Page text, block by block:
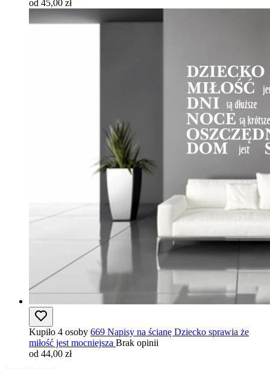
od 45,00 zł
Kupiło 4 osoby 669 Napisy na ścianę Dziecko sprawia że
miłość jest mocniejsza Brak opinii
od 44,00 zł